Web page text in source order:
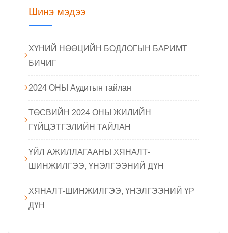
Шинэ мэдээ
ХҮНИЙ НӨӨЦИЙН БОДЛОГЫН БАРИМТ
БИЧИГ
2024 ОНЫ Аудитын тайлан
ТӨСВИЙН 2024 ОНЫ ЖИЛИЙН
ГҮЙЦЭТГЭЛИЙН ТАЙЛАН
ҮЙЛ АЖИЛЛАГААНЫ ХЯНАЛТ-
ШИНЖИЛГЭЭ, ҮНЭЛГЭЭНИЙ ДҮН
ХЯНАЛТ-ШИНЖИЛГЭЭ, ҮНЭЛГЭЭНИЙ ҮР
ДҮН